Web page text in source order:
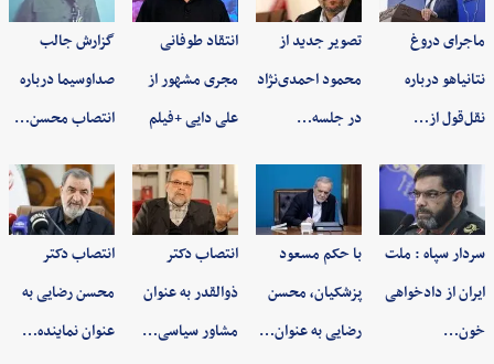
ماجرای دروغ
نتانیاهو درباره
نقل‌قول از…
تصویر جدید از
محمود احمدی‌نژاد
در جلسه…
انتقاد طوفانی
مجری مشهور از
علی دایی +فیلم
گزارش جالب
صداوسیما درباره
انتصاب محسن…
سردار سپاه : ملت
ایران از دادخواهی
خون…
با حکم مسعود
پزشکیان، محسن
رضایی به عنوان…
انتصاب دکتر
ذوالقدر به عنوان
مشاور سیاسی…
انتصاب دکتر
محسن رضایی به
عنوان نماینده…